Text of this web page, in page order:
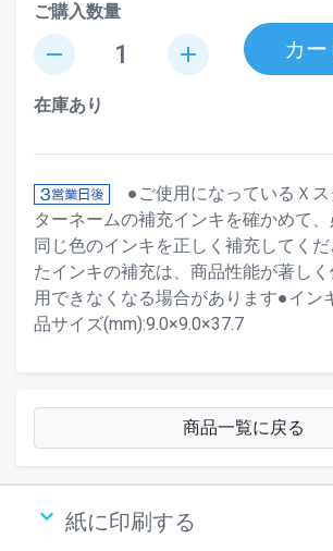
ご購入数量
remove add カ
在庫あり
●ご使用になっているＸス
ターネームの補充インキを確かめて、
同じ色のインキを正しく補充してく
たインキの補充は、商品性能が著し
用できなくなる場合があります●イン
品サイズ(mm):9.0×9.0×37.7
商品一覧に戻る
keyboard_arrow_down 紙に印刷する